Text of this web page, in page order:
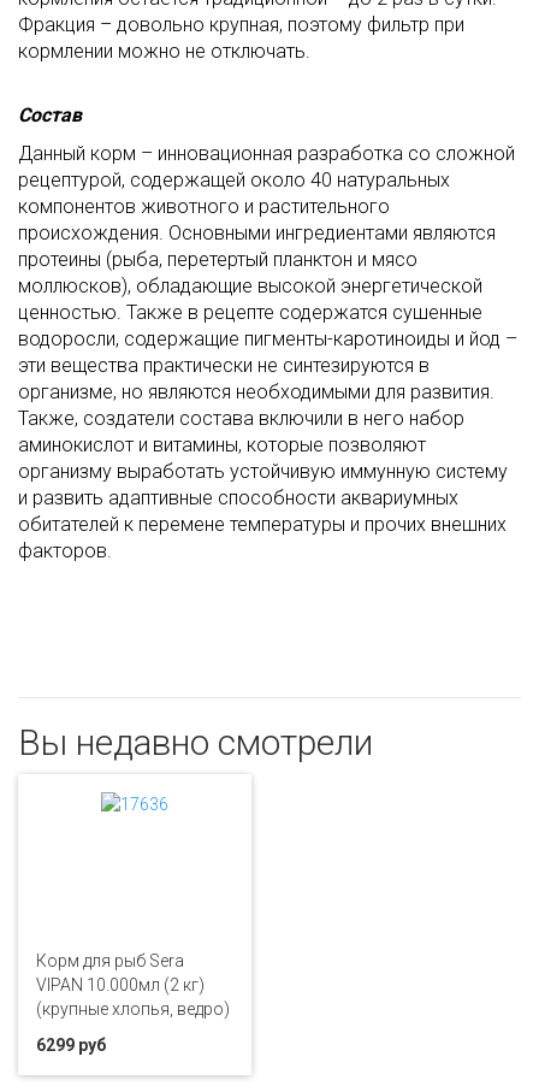
Фракция – довольно крупная, поэтому фильтр при
кормлении можно не отключать.
Состав
Данный корм – инновационная разработка со сложной
рецептурой, содержащей около 40 натуральных
компонентов животного и растительного
происхождения. Основными ингредиентами являются
протеины (рыба, перетертый планктон и мясо
моллюсков), обладающие высокой энергетической
ценностью. Также в рецепте содержатся сушенные
водоросли, содержащие пигменты-каротиноиды и йод –
эти вещества практически не синтезируются в
организме, но являются необходимыми для развития.
Также, создатели состава включили в него набор
аминокислот и витамины, которые позволяют
организму выработать устойчивую иммунную систему
и развить адаптивные способности аквариумных
обитателей к перемене температуры и прочих внешних
факторов.
Вы недавно смотрели
Корм для рыб Sera
VIPAN 10.000мл (2 кг)
(крупные хлопья, ведро)
6299 руб